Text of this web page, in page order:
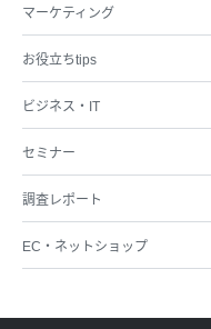
マーケティング
お役立ちtips
ビジネス・IT
セミナー
調査レポート
EC・ネットショップ